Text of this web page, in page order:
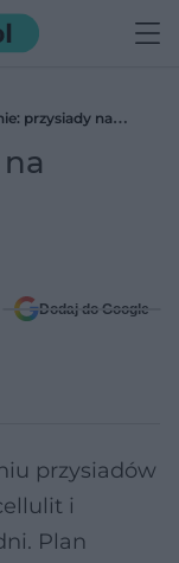
przysiady na
Dodaj do Google
przysiadów
i
Plan